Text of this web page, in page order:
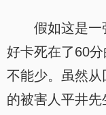
假如这是一
好卡死在了60
不能少。虽然
的被害人平井